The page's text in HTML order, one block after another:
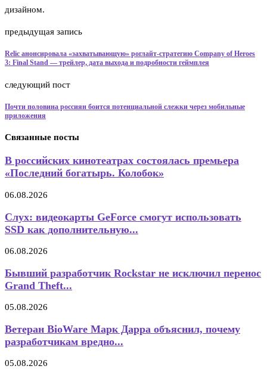
дизайном.
предыдущая запись
Relic анонсировала «захватывающую» роглайт-стратегию Company of Heroes
3: Final Stand — трейлер, дата выхода и подробности геймплея
следующий пост
Почти половина россиян боится потенциальной слежки через мобильные
приложения
Связанные посты
В российских кинотеатрах состоялась премьера
«Последний богатырь. Колобок»
06.08.2026
Слух: видеокарты GeForce смогут использовать
SSD как дополнительную...
06.08.2026
Бывший разработчик Rockstar не исключил перенос
Grand Theft...
05.08.2026
Ветеран BioWare Марк Дарра объяснил, почему
разработчикам вредно...
05.08.2026